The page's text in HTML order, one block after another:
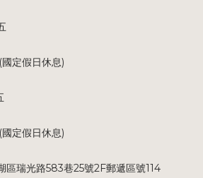
定假日休息)
定假日休息)
區瑞光路583巷25號2F郵遞區號114